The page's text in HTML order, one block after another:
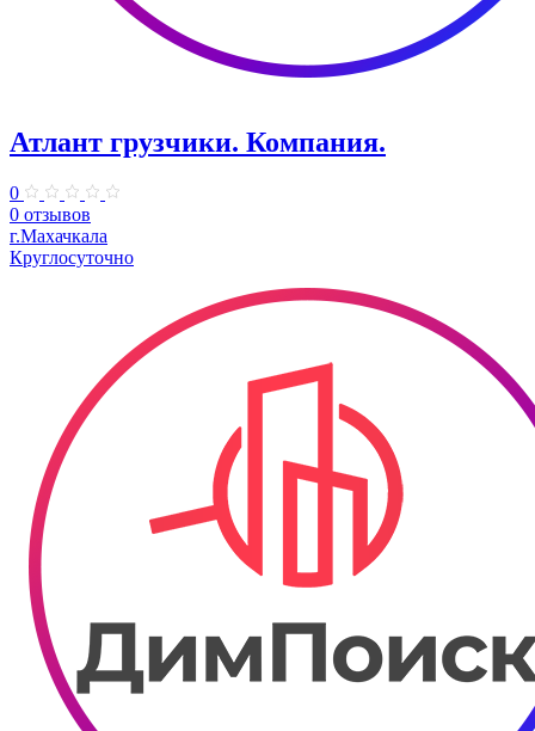
Атлант грузчики. ​Компания.
0
0 отзывов
г.Махачкала
Круглосуточно